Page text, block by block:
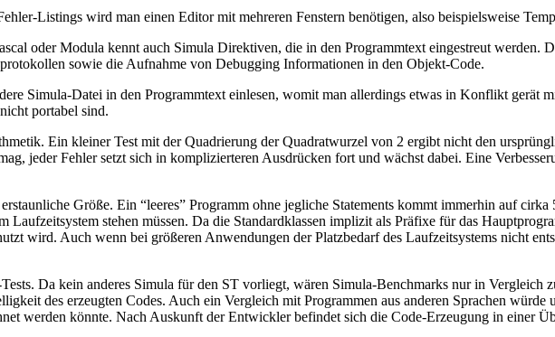
Listings wird man einen Editor mit mehreren Fenstern benötigen, also beispielsweise
oder Modula kennt auch Simula Direktiven, die in den Programmtext eingestreut werden.
sowie die Aufnahme von Debugging Informationen in den Objekt-Code.
Simula-Datei in den Programmtext einlesen, womit man allerdings etwas in Konflikt gerät
portabel sind.
Ein kleiner Test mit der Quadrierung der Quadratwurzel von 2 ergibt nicht den
jeder Fehler setzt sich in komplizierteren Ausdrücken fort und wächst dabei. Eine
Größe. Ein “leeres” Programm ohne jegliche Statements kommt immerhin auf
Laufzeitsystem stehen müssen. Da die Standardklassen implizit als Präfixe für das
wird. Auch wenn bei größeren Anwendungen der Platzbedarf des Laufzeitsystems nicht
Da kein anderes Simula für den ST vorliegt, wären Simula-Benchmarks nur in Vergleich
des erzeugten Codes. Auch ein Vergleich mit Programmen aus anderen Sprachen
werden könnte. Nach Auskunft der Entwickler befindet sich die Code-Erzeugung in einer